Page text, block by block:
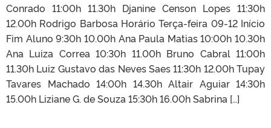
Conrado 11:00h 11.30h Djanine Censon Lopes 11:30h
12.00h Rodrigo Barbosa Horário Terça-feira 09-12 Início
Fim Aluno 9:30h 10.00h Ana Paula Matias 10:00h 10.30h
Ana Luiza Correa 10:30h 11.00h Bruno Cabral 11:00h
11.30h Luiz Gustavo das Neves Saes 11:30h 12.00h Tupay
Tavares Machado 14:00h 14.30h Altair Aguiar 14:30h
15.00h Liziane G. de Souza 15:30h 16.00h Sabrina […]